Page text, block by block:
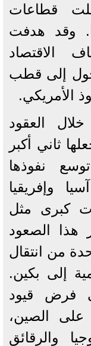
قطاعات
وقد هدفت
الاقتصاد
إلى قطب
الأمريكي.
العقود
ثاني أكبر
نفوذها
وإفريقيا
كبرى مثل
هذا الصعود
من انتقال
إلى بكين.
فرض قيود
على الصين،
والرقائق